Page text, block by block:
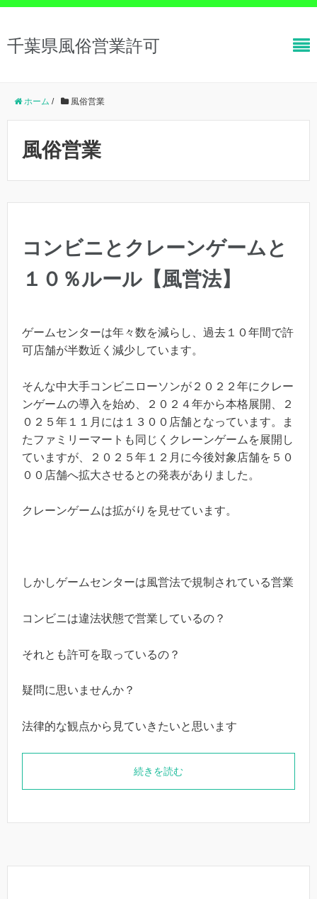
千葉県風俗営業許可
ホーム / 風俗営業
風俗営業
コンビニとクレーンゲームと
１０％ルール【風営法】
ゲームセンターは年々数を減らし、過去１０年間で許
可店舗が半数近く減少しています。
そんな中大手コンビニローソンが２０２２年にクレー
ンゲームの導入を始め、２０２４年から本格展開、２
０２５年１１月には１３００店舗となっています。ま
たファミリーマートも同じくクレーンゲームを展開し
ていますが、２０２５年１２月に今後対象店舗を５０
００店舗へ拡大させるとの発表がありました。
クレーンゲームは拡がりを見せています。
しかしゲームセンターは風営法で規制されている営業
コンビニは違法状態で営業しているの？
それとも許可を取っているの？
疑問に思いませんか？
法律的な観点から見ていきたいと思います
続きを読む